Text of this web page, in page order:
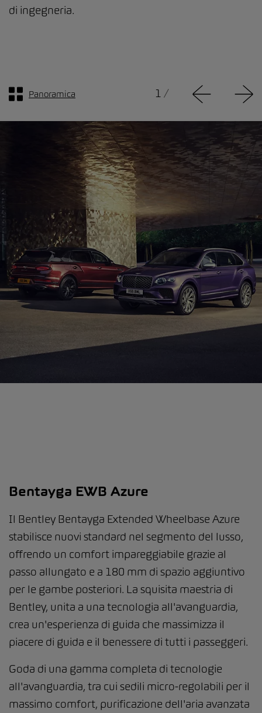
di ingegneria.
1 /
Panoramica
Bentayga EWB Azure
Il Bentley Bentayga Extended Wheelbase Azure
stabilisce nuovi standard nel segmento del lusso,
offrendo un comfort impareggiabile grazie al
passo allungato e a 180 mm di spazio aggiuntivo
per le gambe posteriori. La squisita maestria di
Bentley, unita a una tecnologia all'avanguardia,
crea un'esperienza di guida che massimizza il
piacere di guida e il benessere di tutti i passeggeri.
Goda di una gamma completa di tecnologie
all'avanguardia, tra cui sedili micro-regolabili per il
massimo comfort, purificazione dell'aria avanzata